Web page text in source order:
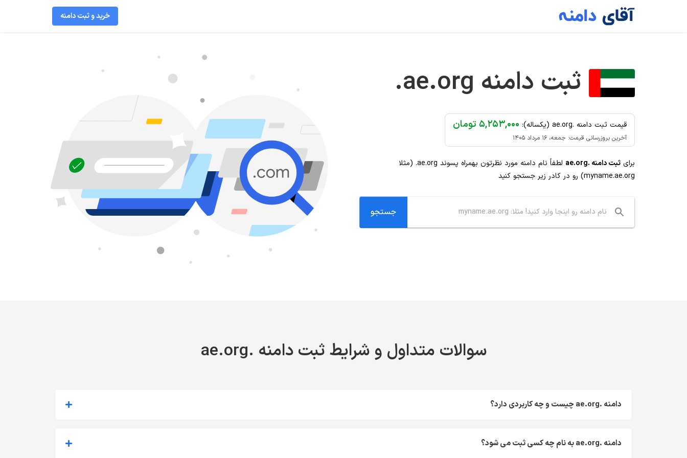
خرید و ثبت دامنه
ثبت دامنه .ae.org
قیمت ثبت دامنه .ae.org (یکساله): ۵,۲۵۳,۰۰۰ تومان
آخرین بروزرسانی قیمت: جمعه، ۱۶ مرداد ۱۴۰۵
برای ثبت دامنه .ae.org لطفاً نام دامنه مورد نظرتون بهمراه پسوند .ae.org (مثلا
myname.ae.org) رو در کادر زیر جستجو کنید
سوالات متداول و شرایط ثبت دامنه .ae.org
دامنه .ae.org چیست و چه کاربردی دارد؟
دامنه .ae.org به نام چه کسی ثبت می شود؟